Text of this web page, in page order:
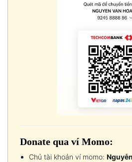
Donate qua ví Momo:
Chủ tài khoản ví momo: